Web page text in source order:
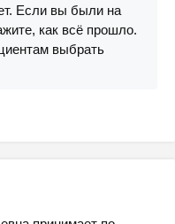
Если вы были на
как всё прошло.
выбрать